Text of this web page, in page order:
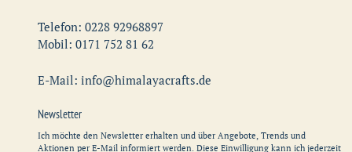
Telefon: 0228 92968897
Mobil: 0171 752 81 62
E-Mail: info@himalayacrafts.de
Newsletter
Ich möchte den Newsletter erhalten und über Angebote, Trends und
Aktionen per E-Mail informiert werden. Diese Einwilligung kann ich jederzeit